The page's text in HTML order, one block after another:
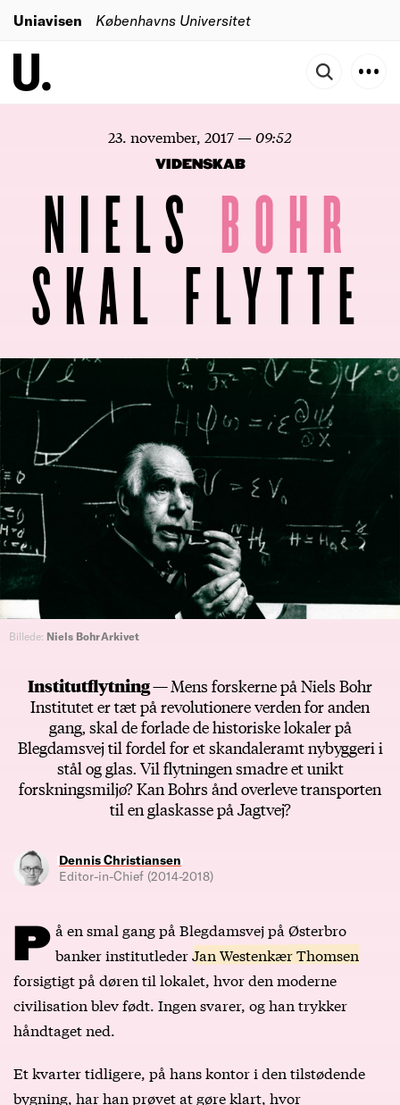
Uniavisen Københavns Universitet
23. november, 2017—09:52
VIDENSKAB
NIELS BOHR
SKAL FLYTTE
Billede: Niels Bohr Arkivet
Institutflytning —Mens forskerne på Niels Bohr
Institutet er tæt på revolutionere verden for anden
gang, skal de forlade de historiske lokaler på
Blegdamsvej til fordel for et skandaleramt nybyggeri i
stål og glas. Vil flytningen smadre et unikt
forskningsmiljø? Kan Bohrs ånd overleve transporten
til en glaskasse på Jagtvej?
Dennis Christiansen
Editor-in-Chief (2014-2018)
P å en smal gang på Blegdamsvej på Østerbro
banker institutlederJan Westenkær Thomsen
forsigtigt på døren til lokalet, hvor den moderne
civilisation blev født. Ingen svarer, og han trykker
håndtaget ned.
Et kvarter tidligere, på hans kontor i den tilstødende
bygning, har han prøvet at gøre klart, hvor